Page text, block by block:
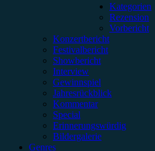
Kategorien
Rezension
Vorbericht
Konzertbericht
Festivalbericht
Showbericht
Interview
Gewinnspiel
Jahresrückblick
Kommentar
Special
Erinnerungswürdig
Bildergalerie
Genres